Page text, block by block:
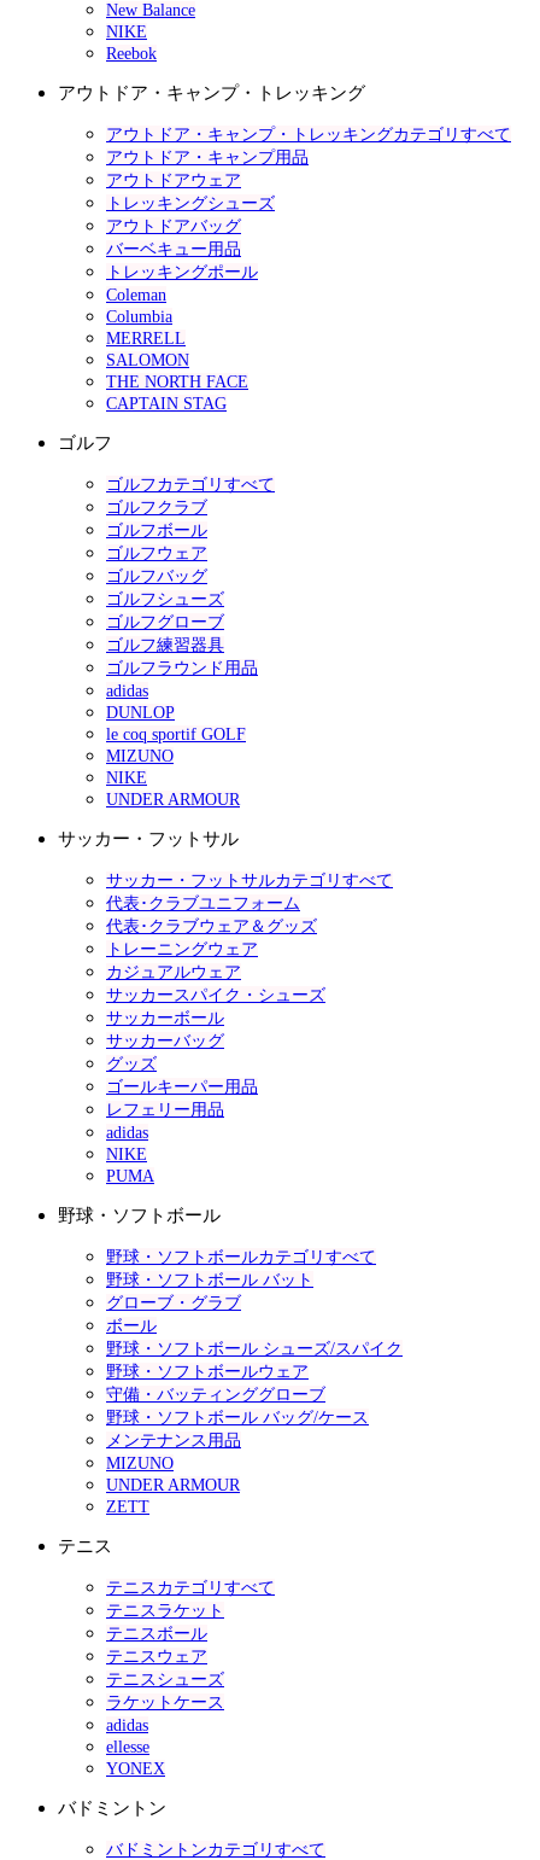
New Balance
NIKE
Reebok
アウトドア・キャンプ・トレッキング
アウトドア・キャンプ・トレッキングカテゴリすべて
アウトドア・キャンプ用品
アウトドアウェア
トレッキングシューズ
アウトドアバッグ
バーベキュー用品
トレッキングポール
Coleman
Columbia
MERRELL
SALOMON
THE NORTH FACE
CAPTAIN STAG
ゴルフ
ゴルフカテゴリすべて
ゴルフクラブ
ゴルフボール
ゴルフウェア
ゴルフバッグ
ゴルフシューズ
ゴルフグローブ
ゴルフ練習器具
ゴルフラウンド用品
adidas
DUNLOP
le coq sportif GOLF
MIZUNO
NIKE
UNDER ARMOUR
サッカー・フットサル
サッカー・フットサルカテゴリすべて
代表･クラブユニフォーム
代表･クラブウェア＆グッズ
トレーニングウェア
カジュアルウェア
サッカースパイク・シューズ
サッカーボール
サッカーバッグ
グッズ
ゴールキーパー用品
レフェリー用品
adidas
NIKE
PUMA
野球・ソフトボール
野球・ソフトボールカテゴリすべて
野球・ソフトボール バット
グローブ・グラブ
ボール
野球・ソフトボール シューズ/スパイク
野球・ソフトボールウェア
守備・バッティンググローブ
野球・ソフトボール バッグ/ケース
メンテナンス用品
MIZUNO
UNDER ARMOUR
ZETT
テニス
テニスカテゴリすべて
テニスラケット
テニスボール
テニスウェア
テニスシューズ
ラケットケース
adidas
ellesse
YONEX
バドミントン
バドミントンカテゴリすべて